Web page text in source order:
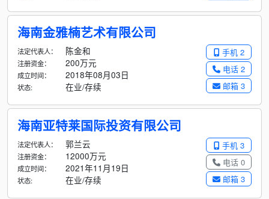
海南金雅楠艺术有限公司
手机 2
电话 2
邮箱 3
法定代表人： 陈金和
注册资金： 200万元
成立时间： 2018年08月03日
状态: 在业/存续
海南亚特莱国际投资有限公司
手机 3
电话 0
邮箱 3
法定代表人： 郭兰云
注册资金： 12000万元
成立时间： 2021年11月19日
状态: 在业/存续